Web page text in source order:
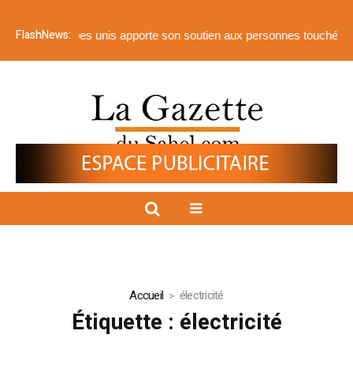
FlashNews:
unis apporte son soutien aux personnes touchées par les
Accueil électricité
Étiquette : électricité